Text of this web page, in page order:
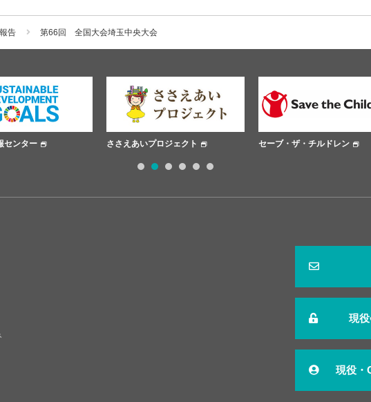
告 第66回 全国大会埼玉中央大会
いプロジェクト セーブ・ザ・チルドレン 日本赤十字社
現
現役・